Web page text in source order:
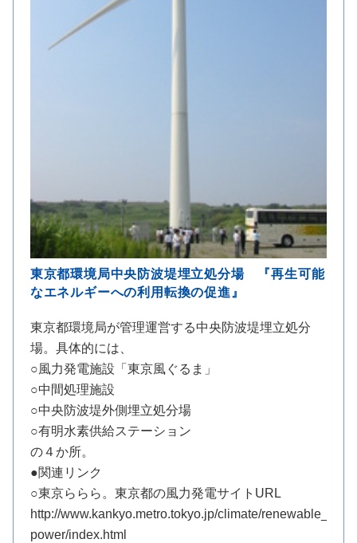
東京都環境局中央防波堤埋立処分場 『再生可能
なエネルギーへの利用転換の促進』
東京都環境局が管理運営する中央防波堤埋立処分
場。具体的には、
○風力発電施設「東京風ぐるま」
○中間処理施設
○中央防波堤外側埋立処分場
○有明水素供給ステーション
の４か所。
●関連リンク
○東京ららら。東京都の風力発電サイトURL
http://www.kankyo.metro.tokyo.jp/climate/
power/index.html